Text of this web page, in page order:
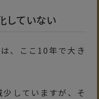
していない
、ここ10年で大き
していますが、そ